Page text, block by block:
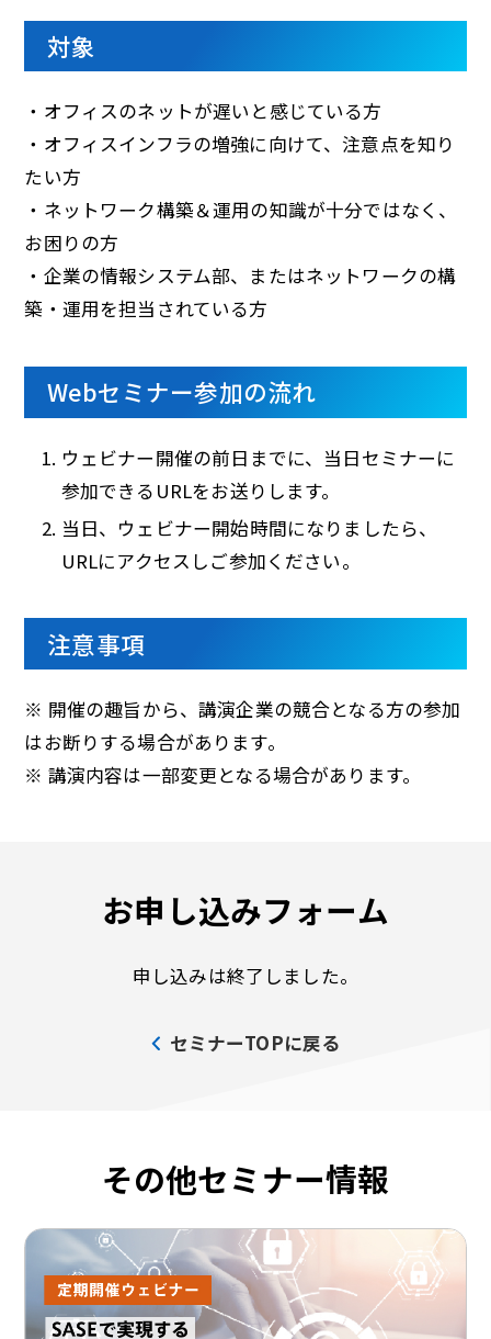
対象
・オフィスのネットが遅いと感じている方
・オフィスインフラの増強に向けて、注意点を知り
たい方
・ネットワーク構築＆運用の知識が十分ではなく、
お困りの方
・企業の情報システム部、またはネットワークの構
築・運用を担当されている方
Webセミナー参加の流れ
ウェビナー開催の前日までに、当日セミナーに
参加できるURLをお送りします。
当日、ウェビナー開始時間になりましたら、
URLにアクセスしご参加ください。
注意事項
※ 開催の趣旨から、講演企業の競合となる方の参加
はお断りする場合があります。
※ 講演内容は一部変更となる場合があります。
お申し込みフォーム
申し込みは終了しました。
セミナーTOPに戻る
その他セミナー情報